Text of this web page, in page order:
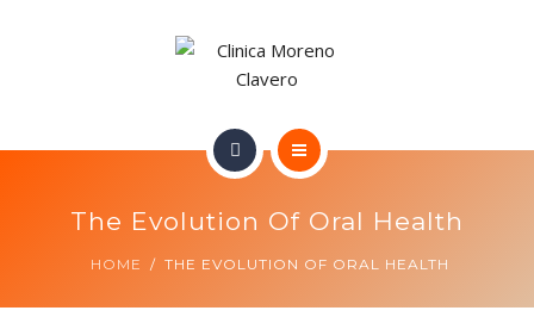
The Evolution Of Oral Health
HOME THE EVOLUTION OF ORAL HEALTH